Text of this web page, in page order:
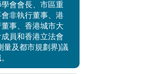
會會長、市區重
非執行董事、港
事、香港城市大
員和香港立法會
量及都市規劃界)議